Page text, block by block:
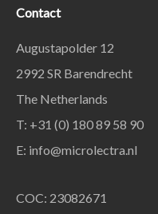
Contact
Augustapolder 12
2992 SR Barendrecht
The Netherlands
T: +31 (0) 180 89 58 90
E: info@microlectra.nl
COC: 23082671